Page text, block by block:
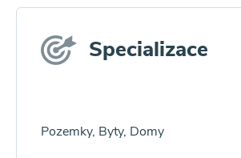
Specializace
Pozemky, Byty, Domy